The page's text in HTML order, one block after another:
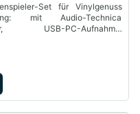
Set für Vinylgenuss
mit Audio-Technica
USB-PC-Aufnahme,
Reflex-Lautsprechern.